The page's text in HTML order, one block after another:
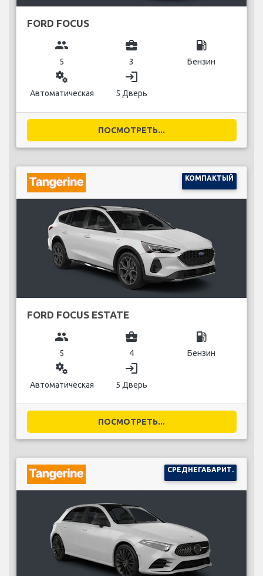
FORD FOCUS
group
5
business_center
3
local_gas_station
Бензин
miscellaneous_services
Автоматическая
login
5 Дверь
ПОСМОТРЕТЬ...
КОМПАКТЫЙ
FORD FOCUS ESTATE
group
5
business_center
4
local_gas_station
Бензин
miscellaneous_services
Автоматическая
login
5 Дверь
ПОСМОТРЕТЬ...
СРЕДНЕГАБАРИТ.